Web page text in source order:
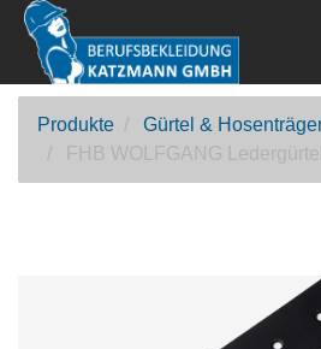
Produkte
Gürtel &
FHB WOLFGANG